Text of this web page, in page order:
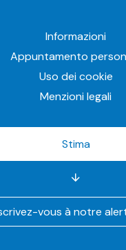
Informazioni
Appuntamento
Uso dei cookie
Menzioni legali
Stima
vous à notre